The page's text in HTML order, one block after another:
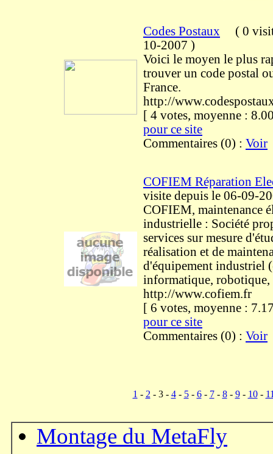
Codes Postaux ( 0
10-2007 )
Voici le moyen le plus
trouver un code postal
France.
http://
[ 4 votes, moyenne :
pour ce site
Commentaires (0) : Voir
COFIEM Réparation
visite depuis le 06-09-
COFIEM, maintenance
industrielle : Société
services sur mesure
réalisation et de
d'équipement industriel
informatique, robotique,
http://www.cofiem.fr
[ 6 votes, moyenne :
pour ce site
Commentaires (0) : Voir
1 - 2 - 3 - 4- 5- 6- 7- 8- 9- 10-
Montage du MetaFly